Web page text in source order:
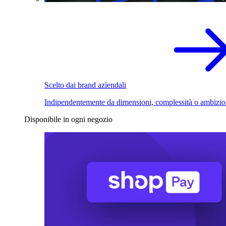
Scelto dai brand aziendali
Indipendentemente da dimensioni, complessità o
Disponibile in ogni negozio